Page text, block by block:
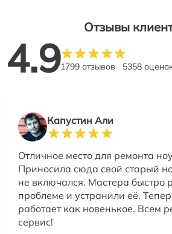
Отзывы
4.91799 отзывов 5358
Капустин Али
Отличное место для ремонта
Приносила сюда свой старый
не включался. Мастера быстро
проблеме и устранили её.
работает как новенькое. Всем
сервис!